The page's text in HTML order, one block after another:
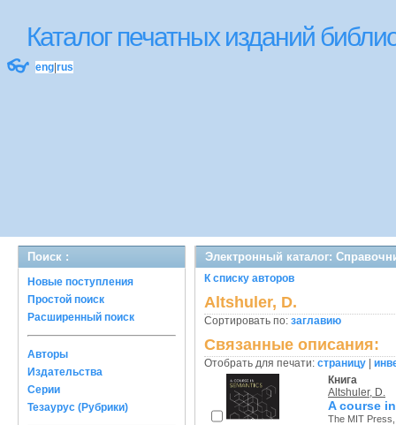
Каталог печатных изданий
👓 eng rus
Поиск :
Новые поступления
Простой поиск
Расширенный поиск
Авторы
Издательства
Серии
Тезаурус (Рубрики)
Электронный каталог:
К списку авторов
Altshuler, D.
Сортировать по: заглавию
Связанные описания:
Отобрать для печати: страницу
Книга
Altshuler, D.
A course
The MIT Press,